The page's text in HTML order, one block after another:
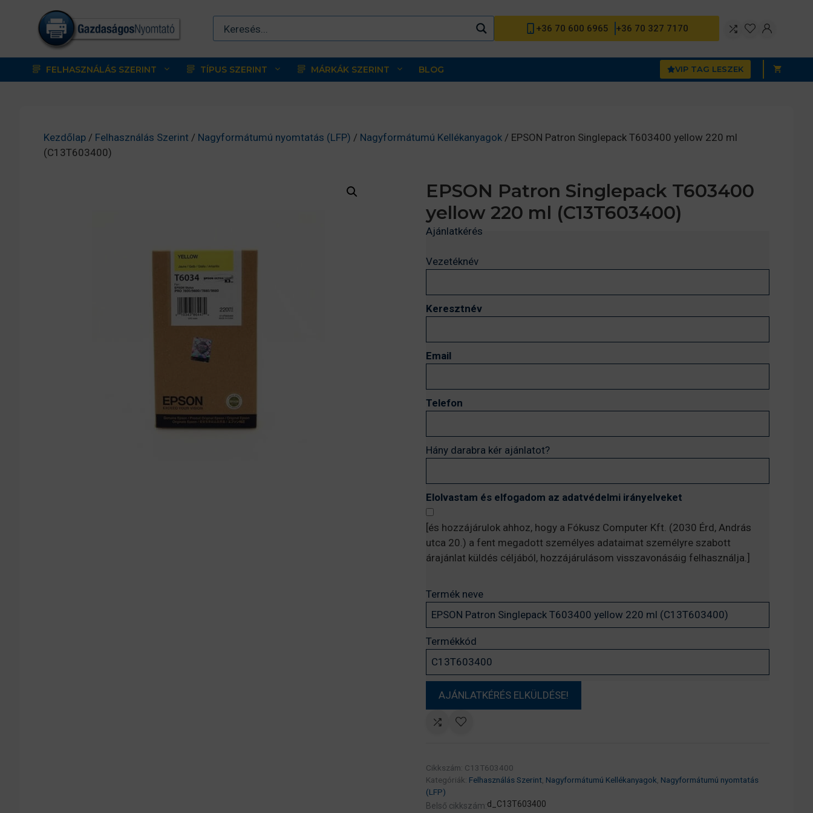
tartalomba
+36 70 600 6965 +36 70 327 7170
FELHASZNÁLÁS SZERINT TÍPUS SZERINT MÁRKÁK SZERINT BLOG VIP TAG LESZEK
Kezdőlap / Felhasználás Szerint / Nagyformátumú nyomtatás (LFP) / Nagyformátumú Kellékanyagok / EPSON Patron Singlepack T603400 yellow 220 ml
(C13T603400)
EPSON Patron Singlepack T603400
yellow 220 ml (C13T603400)
Ajánlatkérés
Vezetéknév
Keresztnév
Email
Telefon
Hány darabra kér ajánlatot?
Elolvastam és elfogadom az adatvédelmi irányelveket
[és hozzájárulok ahhoz, hogy a Fókusz Computer Kft. (2030 Érd, András
utca 20.) a fent megadott személyes adataimat személyre szabott
árajánlat küldés céljából, hozzájárulásom visszavonásáig felhasználja.]
Termék neve
Termékkód
Cikkszám: C13T603400
Kategóriák: Felhasználás Szerint Nagyformátumú Kellékanyagok Nagyformátumú nyomtatás
(LFP)
Belső cikkszám:d_C13T603400